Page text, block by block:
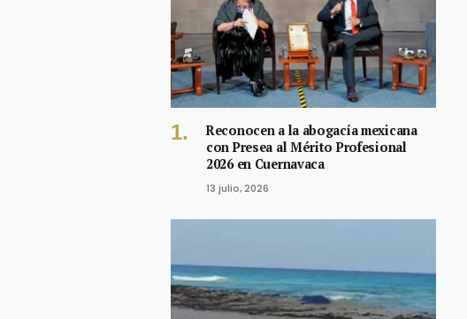
Reconocen a la abogacía mexicana
con Presea al Mérito Profesional
2026 en Cuernavaca
13 julio, 2026